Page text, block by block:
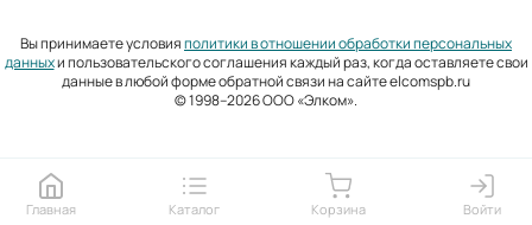
Вы принимаете условияполитики в отношении обработки персональных
данныхи пользовательского соглашения каждый раз, когда оставляете свои
данные в любой форме обратной связи на сайте elcomspb.ru
© 1998–2026 ООО «Элком».
Главная Каталог Корзина Войти